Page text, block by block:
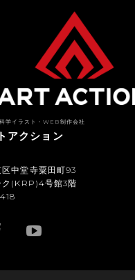
学イラスト・WEB制作会社
アクション
中堂寺粟田町93
ク(KRP)4号館3階